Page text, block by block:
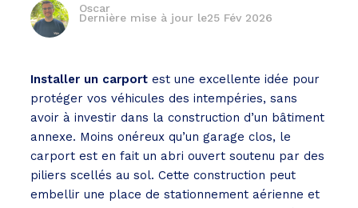
Oscar
Dernière mise à jour le25 Fév 2026
Installer un carport est une excellente idée pour
protéger vos véhicules des intempéries, sans
avoir à investir dans la construction d’un bâtiment
annexe. Moins onéreux qu’un garage clos, le
carport est en fait un abri ouvert soutenu par des
piliers scellés au sol. Cette construction peut
embellir une place de stationnement aérienne et